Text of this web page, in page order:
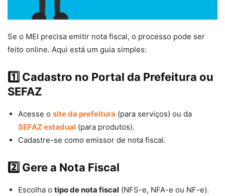
Se o MEI precisa emitir nota fiscal, o processo pode ser
feito online. Aqui está um guia simples:
1️⃣ Cadastro no Portal da Prefeitura ou
SEFAZ
Acesse o site da prefeitura (para serviços) ou da
SEFAZ estadual (para produtos).
Cadastre-se como emissor de nota fiscal.
2️⃣ Gere a Nota Fiscal
Escolha o tipo de nota fiscal (NFS-e, NFA-e ou NF-e).